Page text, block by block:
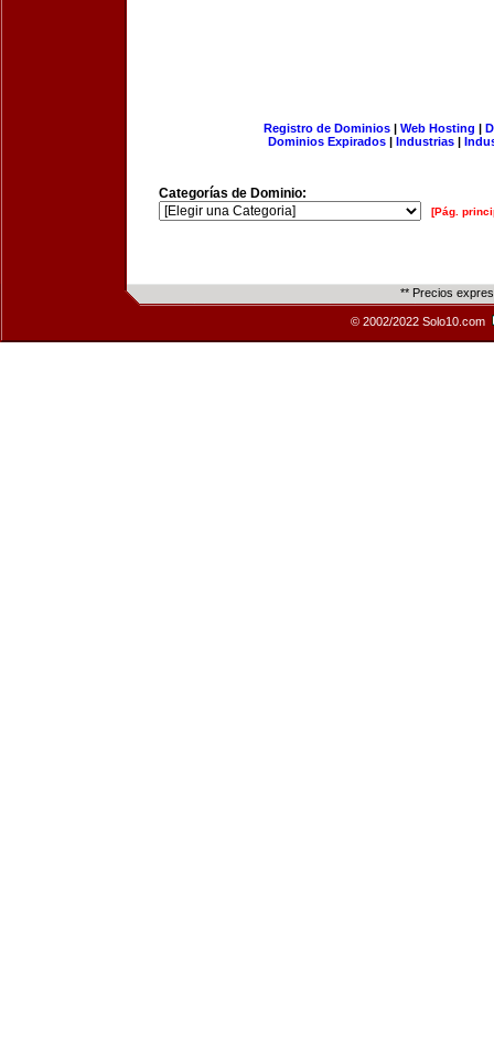
Registro de Dominios| Web Hosting |
Dominios Expirados | Industrias |
Categorías de Dominio:
[Pág.
** Precios
© 2002/2022 Solo10.com